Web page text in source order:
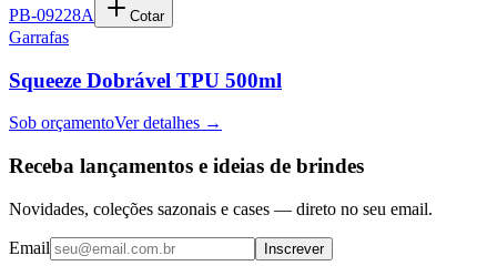
PB-09228A Cotar
Garrafas
Squeeze Dobrável TPU 500ml
Sob orçamentoVer detalhes →
Receba lançamentos e ideias de brindes
Novidades, coleções sazonais e cases — direto no seu email.
Email Inscrever